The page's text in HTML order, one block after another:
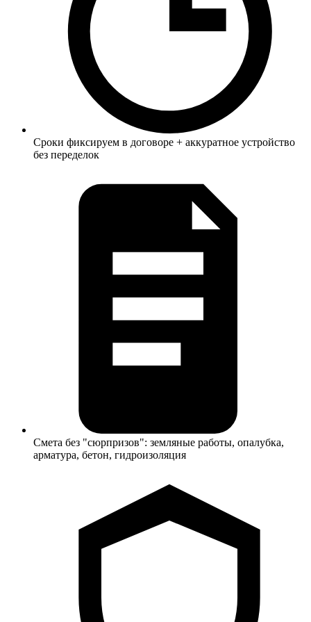
Сроки фиксируем в договоре + аккуратное устройство
без переделок
Смета без "сюрпризов": земляные работы, опалубка,
арматура, бетон, гидроизоляция